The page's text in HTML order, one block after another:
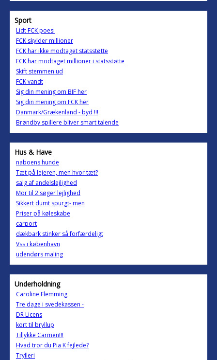
Sport
Lidt FCK poesi
FCK skylder millioner
FCK har ikke modtaget statsstøtte
FCK har modtaget millioner i statsstøtte
Skift stemmen ud
FCK vandt
Sig din mening om BIF her
Sig din mening om FCK her
Danmark/Grækenland - byd !!!
Brøndby spillere bliver smart talende
Hus & Have
naboens hunde
Tæt på lejeren, men hvor tæt?
salg af andelslejlighed
Mor til 2 søger lejlighed
Sikkert dumt spurgt- men
Priser på køleskabe
carport
dækbark stinker så forfærdeligt
Vss i københavn
udendørs maling
Underholdning
Caroline Flemming
Tre dage i svedekassen -
DR Licens
kort til bryllup
Tillykke Carmen!!!
Hvad tror du Pia K fejlede?
Trylleri